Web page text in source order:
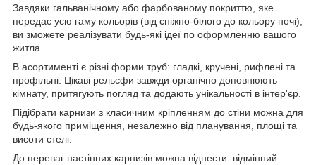
Завдяки гальванічному або фарбованому покриттю, яке
передає усю гаму кольорів (від сніжно-білого до кольору ночі),
ви зможете реалізувати будь-які ідеї по оформленню вашого
житла.
В асортименті є різні форми труб: гладкі, кручені, рифлені та
профільні. Цікаві рельєфи завжди органічно доповнюють
кімнату, притягують погляд та додають унікальності в інтер'єр.
Підібрати карнизи з класичним кріпленням до стіни можна для
будь-якого приміщення, незалежно від планування, площі та
висоти стелі.
До переваг настінних карнизів можна віднести: відмінний